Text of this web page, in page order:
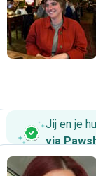
K
Jij en je
via